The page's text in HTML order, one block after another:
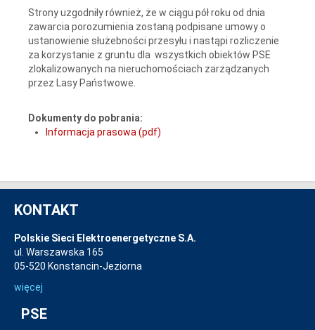
Strony uzgodniły również, że w ciągu pół roku od dnia
zawarcia porozumienia zostaną podpisane umowy o
ustanowienie służebności przesyłu i nastąpi rozliczenie
za korzystanie z gruntu dla wszystkich obiektów PSE
zlokalizowanych na nieruchomościach zarządzanych
przez Lasy Państwowe.
Dokumenty do pobrania:
Informacja prasowa (pdf)
KONTAKT
Polskie Sieci Elektroenergetyczne S.A.
ul. Warszawska 165
05-520 Konstancin-Jeziorna
więcej
PSE